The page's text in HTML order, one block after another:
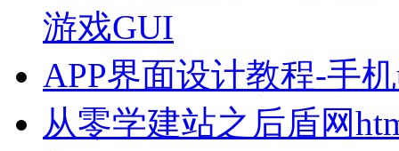
游戏GUI
APP界面设计教程-手
从零学建站之后盾网